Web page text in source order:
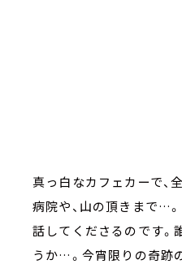
真っ白なカフェカーで、
病院や、山の頂きまで…
話してくださるのです。
うか…。今宵限りの奇跡